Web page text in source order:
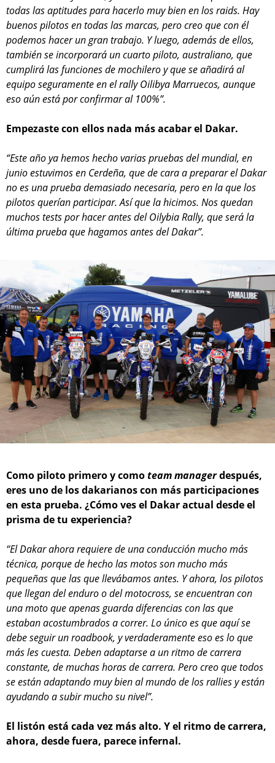
todas las aptitudes para hacerlo muy bien en los raids. Hay
buenos pilotos en todas las marcas, pero creo que con él
podemos hacer un gran trabajo. Y luego, además de ellos,
también se incorporará un cuarto piloto, australiano, que
cumplirá las funciones de mochilero y que se añadirá al
equipo seguramente en el rally Oilibya Marruecos, aunque
eso aún está por confirmar al 100%”.
Empezaste con ellos nada más acabar el Dakar.
“Este año ya hemos hecho varias pruebas del mundial, en
junio estuvimos en Cerdeña, que de cara a preparar el Dakar
no es una prueba demasiado necesaria, pero en la que los
pilotos querían participar. Así que la hicimos. Nos quedan
muchos tests por hacer antes del Oilybia Rally, que será la
última prueba que hagamos antes del Dakar”.
Como piloto primero y comoteam managerdespués,
eres uno de los dakarianos con más participaciones
en esta prueba. ¿Cómo ves el Dakar actual desde el
prisma de tu experiencia?
“El Dakar ahora requiere de una conducción mucho más
técnica, porque de hecho las motos son mucho más
pequeñas que las que llevábamos antes. Y ahora, los pilotos
que llegan del enduro o del motocross, se encuentran con
una moto que apenas guarda diferencias con las que
estaban acostumbrados a correr. Lo único es que aquí se
debe seguir un roadbook, y verdaderamente eso es lo que
más les cuesta. Deben adaptarse a un ritmo de carrera
constante, de muchas horas de carrera. Pero creo que todos
se están adaptando muy bien al mundo de los rallies y están
ayudando a subir mucho su nivel”.
El listón está cada vez más alto. Y el ritmo de carrera,
ahora, desde fuera, parece infernal.